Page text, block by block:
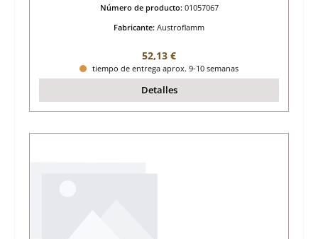
Número de producto: 01057067
Fabricante: Austroflamm
Precio normal:
52,13 €
tiempo de entrega aprox. 9-10 semanas
Detalles